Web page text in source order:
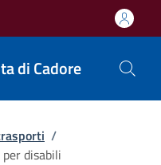
di Cadore
/
disabili